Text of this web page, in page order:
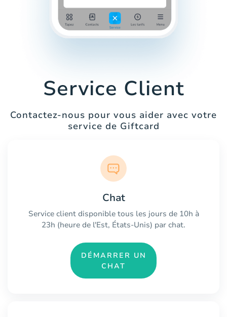
Service Client
Contactez-nous pour vous aider avec votre
service de Giftcard
Chat
Service client disponible tous les jours de 10h à
23h (heure de l'Est, États-Unis) par chat.
DÉMARRER UN
CHAT